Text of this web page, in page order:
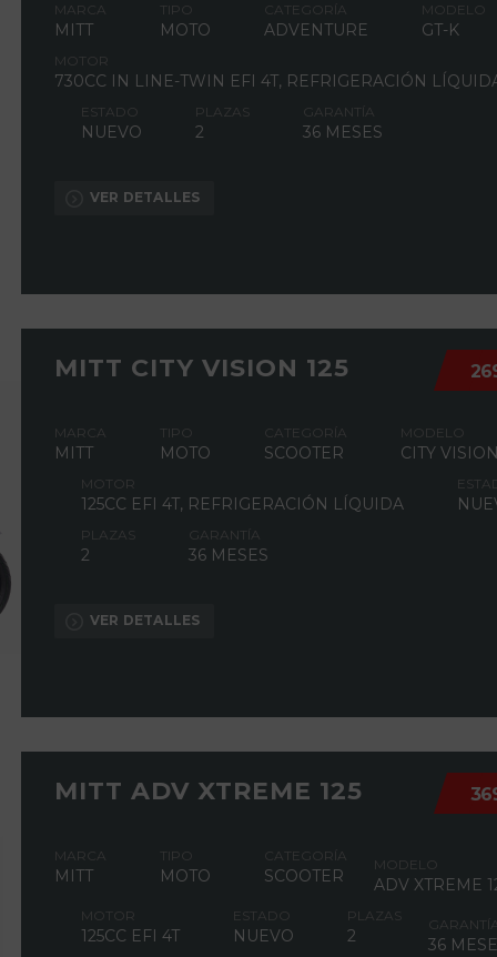
MARCA
MITT
TIPO
MOTO
CATEGORÍA
ADVENTURE
MODELO
GT-K
MOTOR
730CC IN LINE-TWIN EFI 4T, REFRIGERACIÓN
ESTADO
NUEVO
PLAZAS
2
GARANTÍA
36 MESES
VER DETALLES
MITT CITY VISION 125
MARCA
MITT
TIPO
MOTO
CATEGORÍA
SCOOTER
MODELO
CITY VISION
MOTOR
125CC EFI 4T, REFRIGERACIÓN LÍQUIDA
PLAZAS
2
GARANTÍA
36 MESES
VER DETALLES
MITT ADV XTREME 125
MARCA
MITT
TIPO
MOTO
CATEGORÍA
SCOOTER
MODELO
ADV XTREME
MOTOR
125CC EFI 4T
ESTADO
NUEVO
PLAZAS
2
GARANTÍA
36